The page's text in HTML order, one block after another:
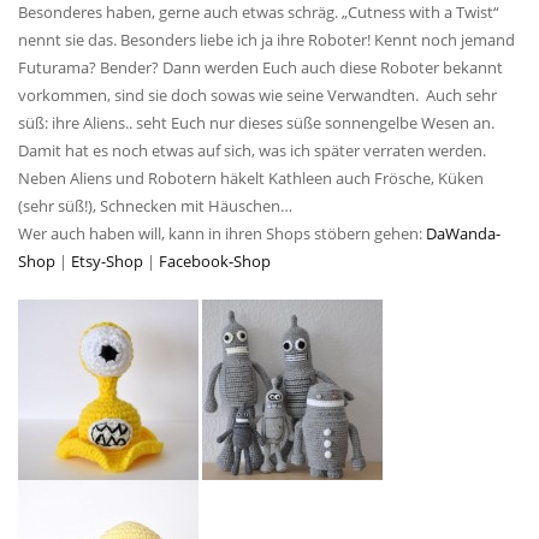
Besonderes haben, gerne auch etwas schräg. „Cutness with a Twist“
nennt sie das. Besonders liebe ich ja ihre Roboter! Kennt noch jemand
Futurama? Bender? Dann werden Euch auch diese Roboter bekannt
vorkommen, sind sie doch sowas wie seine Verwandten. Auch sehr
süß: ihre Aliens.. seht Euch nur dieses süße sonnengelbe Wesen an.
Damit hat es noch etwas auf sich, was ich später verraten werden.
Neben Aliens und Robotern häkelt Kathleen auch Frösche, Küken
(sehr süß!), Schnecken mit Häuschen…
Wer auch haben will, kann in ihren Shops stöbern gehen: DaWanda-
Shop | Etsy-Shop | Facebook-Shop